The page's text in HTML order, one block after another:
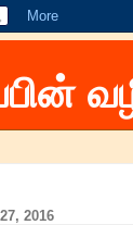
2016